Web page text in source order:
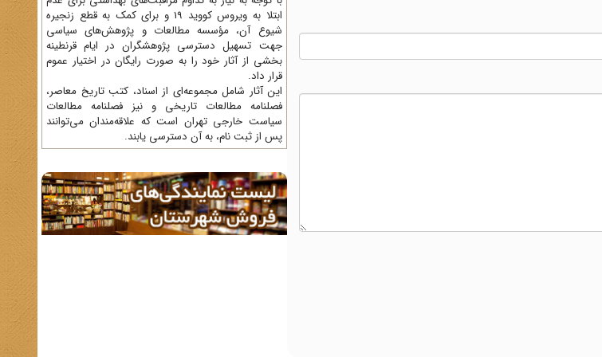
ابتلا به ویروس کووید 19 و برای کمک به قطع زنجیره
شیوع آن، مؤسسه مطالعات و پژوهش‌های سیاسی
جهت تسهیل دسترسی پژوهشگران در ایام قرنطینه
بخشی از آثار خود را به صورت رایگان در اختیار عموم
قرار داد.
این آثار شامل مجموعه‌ای از اسناد، کتب تاریخ معاصر،
فصلنامه‌ مطالعات تاریخی و نیز فصلنامه مطالعات
سیاست خارجی تهران است که علاقه‌مندان می‌توانند
پس از ثبت نام، به آن دسترسی یابند.